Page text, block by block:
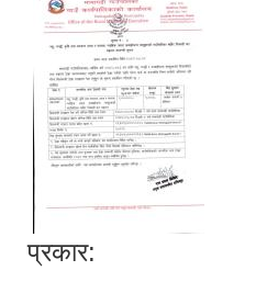
प्रकार: